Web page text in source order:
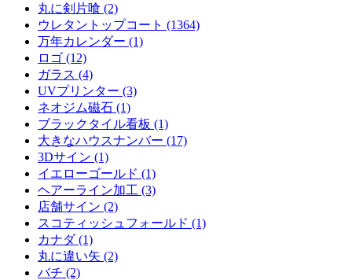
丸に剣片喰 (2)
ウレタントップコート (1364)
万年カレンダー (1)
ロゴ (12)
ガラス (4)
UVプリンター (3)
ネオジム磁石 (1)
ブラックタイル看板 (1)
大きなハウスナンバー (17)
3Dサイン (1)
イエローゴールド (1)
ヘアーライン加工 (3)
店舗サイン (2)
スコティッシュフォールド (1)
カナダ (1)
丸に違い矢 (2)
バチ (2)